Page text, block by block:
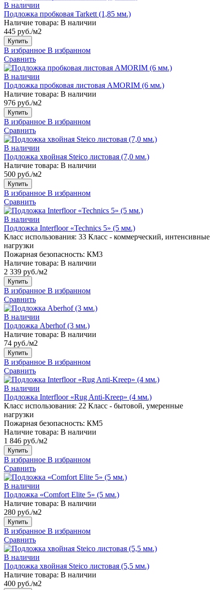
В наличии
Подложка пробковая Tarkett (1,85 мм.)
Наличие товара: В наличии
445 руб./м2
Купить
В избранное В избранном
Сравнить
В наличии
Подложка пробковая листовая AMORIM (6 мм.)
Наличие товара: В наличии
976 руб./м2
Купить
В избранное В избранном
Сравнить
В наличии
Подложка хвойная Steico листовая (7,0 мм.)
Наличие товара: В наличии
500 руб./м2
Купить
В избранное В избранном
Сравнить
В наличии
Подложка Interfloor «Technics 5» (5 мм.)
Класс использования: 33 Класс - коммерческий, интенсивные
нагрузки
Пожарная безопасность: КМ3
Наличие товара: В наличии
2 339 руб./м2
Купить
В избранное В избранном
Сравнить
В наличии
Подложка Aberhof (3 мм.)
Наличие товара: В наличии
74 руб./м2
Купить
В избранное В избранном
Сравнить
В наличии
Подложка Interfloor «Rug Anti-Kreep» (4 мм.)
Класс использования: 22 Класс - бытовой, умеренные
нагрузки
Пожарная безопасность: КМ5
Наличие товара: В наличии
1 846 руб./м2
Купить
В избранное В избранном
Сравнить
В наличии
Подложка «Comfort Elite 5» (5 мм.)
Наличие товара: В наличии
280 руб./м2
Купить
В избранное В избранном
Сравнить
В наличии
Подложка хвойная Steico листовая (5,5 мм.)
Наличие товара: В наличии
400 руб./м2